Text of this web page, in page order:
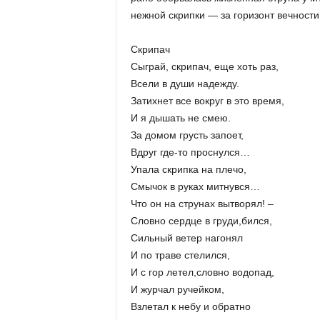
нежной скрипки — за горизонт
Скрипач
Сыграй, скрипач, еще хоть раз,
Всели в души надежду.
Затихнет все вокруг в это время,
И я дышать не смею.
За домом грусть запоет,
Вдруг где-то проснулся…
Упала скрипка на плечо,
Смычок в руках митнувся…
Что он на струнах вытворял! –
Словно сердце в груди,бился,
Сильный ветер нагонял
И по траве стелился,
И с гор летел,словно водопад,
И журчал ручейком,
Взлетал к небу и обратно